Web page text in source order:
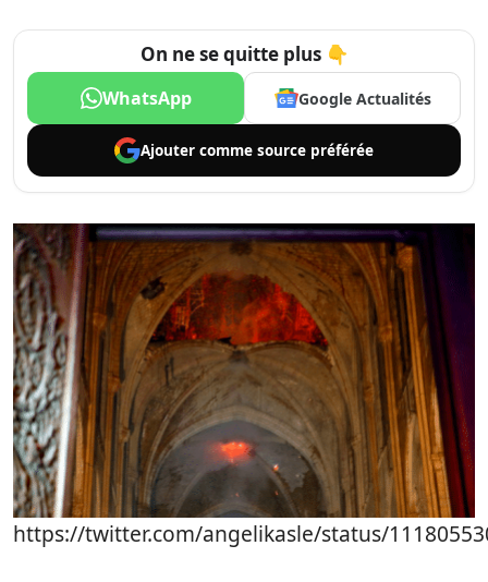
On ne se quitte plus 👇
WhatsApp Google Actualités
Ajouter comme source préférée
https://twitter.com/angelikasle/status/